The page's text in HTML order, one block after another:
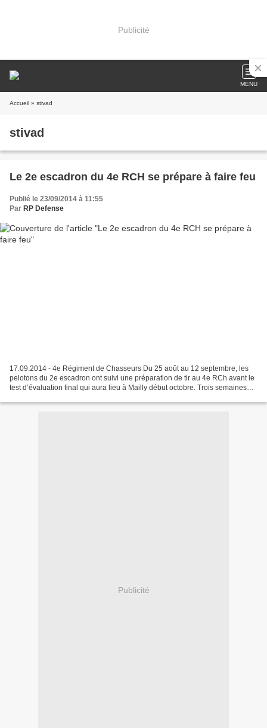
Publicité
MENU
Accueil » stivad
stivad
Le 2e escadron du 4e RCH se prépare à faire feu
Publié le 23/09/2014 à 11:55
Par RP Defense
17.09.2014 - 4e Régiment de Chasseurs Du 25 août au 12 septembre, les
pelotons du 2e escadron ont suivi une préparation de tir au 4e RCh avant le
test d’évaluation final qui aura lieu à Mailly début octobre. Trois semaines
Publicité